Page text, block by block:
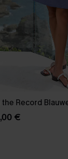
the Record
€